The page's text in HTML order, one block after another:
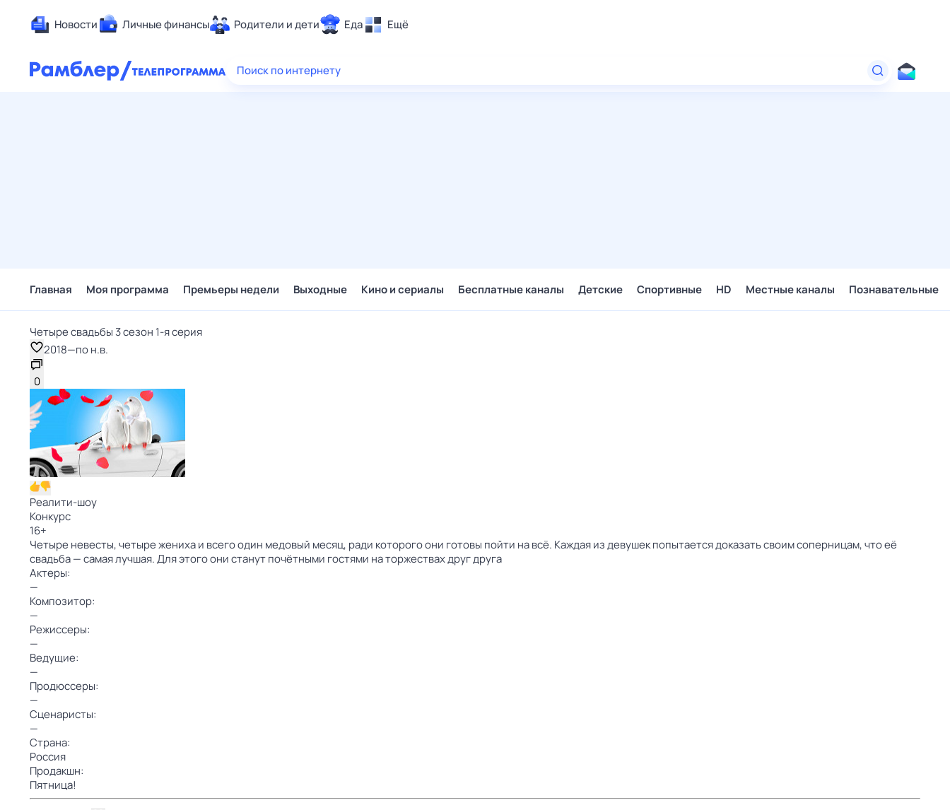
Новости Личные финансы Родители и дети Еда Ещё
Здоровье
Поиск по интернету
Главная Моя программа Премьеры недели Выходные Кино и сериалы Бесплатные каналы Детские Спортивные HD Местные каналы Познавательные
Четыре свадьбы 3 сезон 1-я серия
2018—по н.в.
0
Реалити-шоу
Конкурс
16+
Четыре невесты, четыре жениха и всего один медовый месяц, ради которого они готовы пойти на всё. Каждая из девушек попытается доказать своим соперницам, что её
свадьба — самая лучшая. Для этого они станут почётными гостями на торжествах друг друга
Актеры:
—
Композитор:
—
Режиссеры:
—
Ведущие:
—
Продюссеры:
—
Сценаристы:
—
Страна:
Россия
Продакшн:
Пятница!